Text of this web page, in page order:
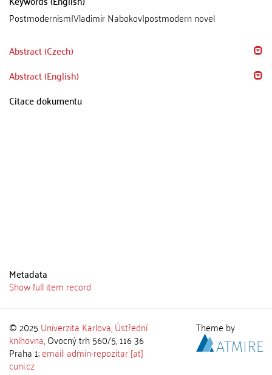
Postmodernism|Vladimir Nabokov|postmodern novel
Abstract (Czech)
Abstract (English)
Citace dokumentu
Metadata
Show full item record
© 2025 Univerzita Karlova,Ústřední
knihovna, Ovocný trh 560/5, 116 36
Praha 1;email: admin-repozitar [at]
cuni.cz
Theme by